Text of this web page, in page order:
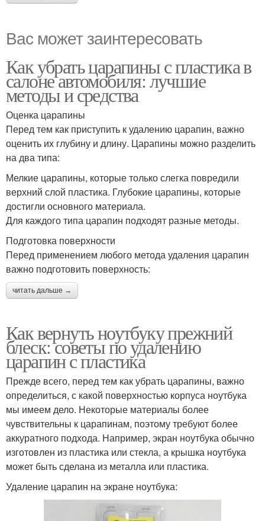
Вас может заинтересовать
Как убрать царапины с пластика в
салоне автомобиля: лучшие
методы и средства
Оценка царапины
Перед тем как приступить к удалению царапин, важно
оценить их глубину и длину. Царапины можно разделить
на два типа:
Мелкие царапины, которые только слегка повредили
верхний слой пластика. Глубокие царапины, которые
достигли основного материала.
Для каждого типа царапин подходят разные методы.
Подготовка поверхности
Перед применением любого метода удаления царапин
важно подготовить поверхность:
читать дальше →
Как вернуть ноутбуку прежний
блеск: советы по удалению
царапин с пластика
Прежде всего, перед тем как убрать царапины, важно
определиться, с какой поверхностью корпуса ноутбука
мы имеем дело. Некоторые материалы более
чувствительны к царапинам, поэтому требуют более
аккуратного подхода. Например, экран ноутбука обычно
изготовлен из пластика или стекла, а крышка ноутбука
может быть сделана из металла или пластика.
Удаление царапин на экране ноутбука: